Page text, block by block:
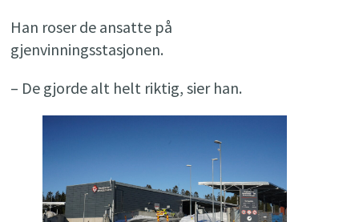
Han roser de ansatte på
gjenvinningsstasjonen.
– De gjorde alt helt riktig, sier han.